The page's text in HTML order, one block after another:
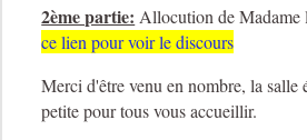
2ème partie: Allocution de Madame
ce lien pour voir le discours
Merci d'être venu en nombre, la salle
petite pour tous vous accueillir.